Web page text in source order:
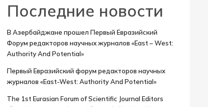
Последние новости
В Азербайджане прошел Первый Евразийский
Форум редакторов научных журналов «East – West:
Authority And Potential»
Первый Евразийский форум редакторов научных
журналов «East-West: Authority And Potential»
The 1st Eurasian Forum of Scientific Journal Editors